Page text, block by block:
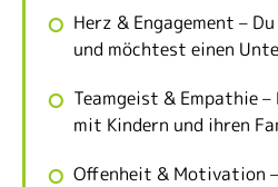
Herz & Engagement –
und möchtest einen
Teamgeist & Empathie
mit Kindern und ihren
Offenheit & Motivation